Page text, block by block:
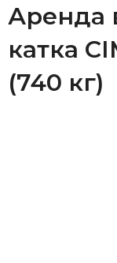
Аренда
катка
(740 кг)